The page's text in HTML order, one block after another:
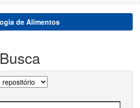
de Alimentos